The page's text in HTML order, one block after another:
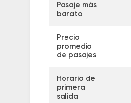
Pasaje más
barato
Precio
promedio
de pasajes
Horario de
primera
salida